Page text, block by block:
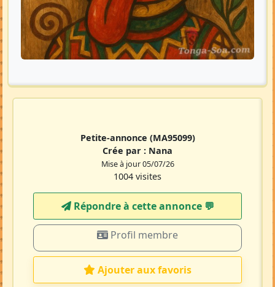
Petite-annonce (MA95099)
Crée par : Nana
Mise à jour 05/07/26
1004 visites
Répondre à cette annonce 💬​
Profil membre
Ajouter aux favoris